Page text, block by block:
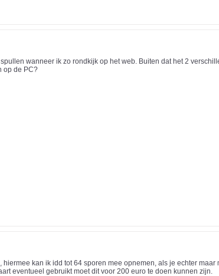
wanneer ik zo rondkijk op het web. Buiten dat het 2
op de PC?
hiermee kan ik idd tot 64 sporen mee opnemen, als je echter
eventueel gebruikt moet dit voor 200 euro te doen kunnen zijn.